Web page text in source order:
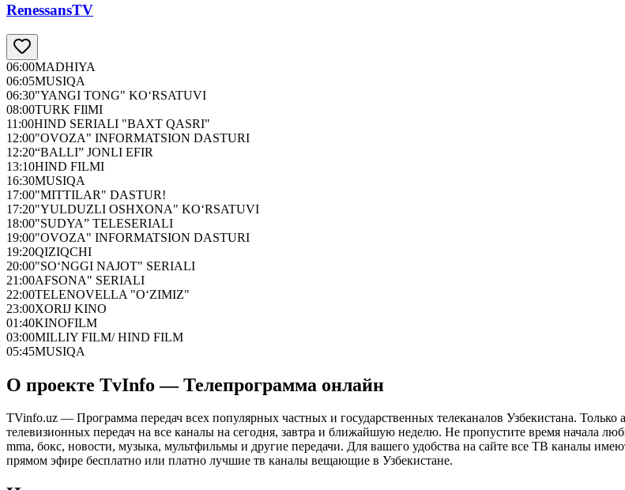
RenessansTV
06:00MADHIYA
06:05MUSIQA
06:30"YANGI TONG" KO‘RSATUVI
08:00TURK FIlMI
11:00HIND SERIALI "BAXT QASRI"
12:00"OVOZA" INFORMATSION DASTURI
12:20“BALLI” JONLI EFIR
13:10HIND FILMI
16:30MUSIQA
17:00"MITTILAR" DASTUR!
17:20"YULDUZLI OSHXONA" KO‘RSATUVI
18:00"SUDYA” TELESERIALI
19:00"OVOZA" INFORMATSION DASTURI
19:20QIZIQCHI
20:00"SO‘NGGI NAJOT" SERIALI
21:00AFSONA" SERIALI
22:00TELENOVELLA "O‘ZIMIZ"
23:00XORIJ KINO
01:40KINOFILM
03:00MILLIY FILM/ HIND FILM
05:45MUSIQA
О проекте TvInfo — Телепрограмма онлайн
TVinfo.uz — Программа передач всех популярных частных и государственных телеканалов Узбекистана.
телевизионных передач на все каналы на сегодня, завтра и ближайшую неделю. Не пропустите время начала
mma, бокс, новости, музыка, мультфильмы и другие передачи. Для вашего удобства на сайте все ТВ каналы
прямом эфире бесплатно или платно лучшие тв каналы вещающие в Узбекистане.